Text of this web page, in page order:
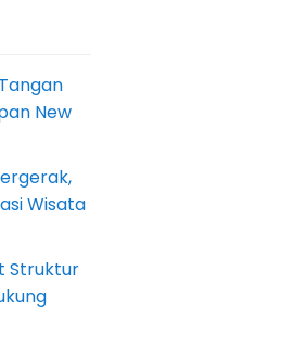
New
Wisata
Struktur